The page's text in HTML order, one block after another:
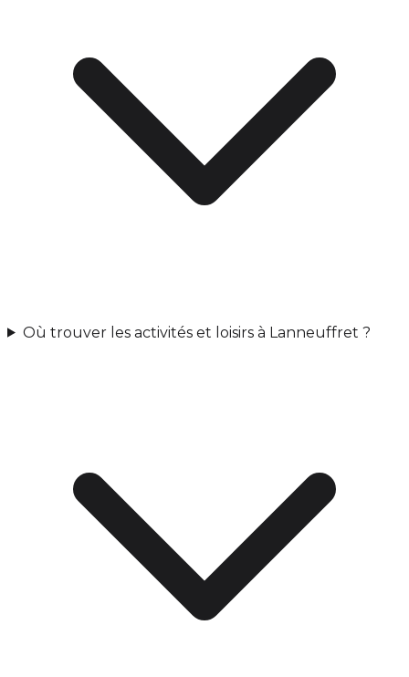
Où trouver les activités et loisirs à Lanneuffret ?